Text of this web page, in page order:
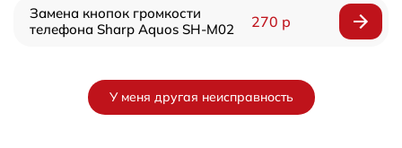
Замена кнопок громкости
телефона Sharp Aquos SH-M02
270 р
У меня другая неисправность